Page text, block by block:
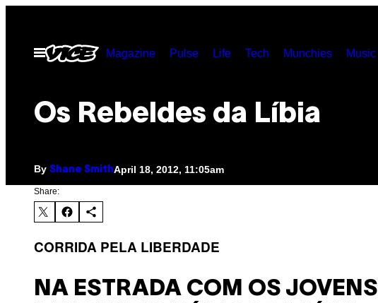
contentOpen
Menu
Magazine Pulse Life Tech Munchies Music
Os Rebeldes da Líbia
By Shane SmithApril 18, 2012, 11:05am
Share:
CORRIDA PELA LIBERDADE
NA ESTRADA COM OS JOVENS